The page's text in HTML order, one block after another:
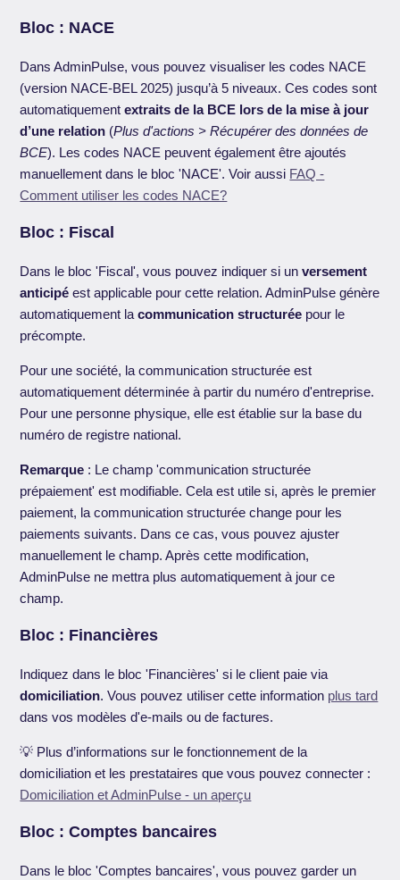
Bloc : NACE
Dans AdminPulse, vous pouvez visualiser les codes NACE
(version NACE-BEL 2025) jusqu’à 5 niveaux. Ces codes sont
automatiquementextraits de la BCE lors de la mise à jour
d’une relation (Plus d'actions > Récupérer des données de
BCE). Les codes NACE peuvent également être ajoutés
manuellement dans le bloc 'NACE'. Voir aussi FAQ -
Comment utiliser les codes NACE?
Bloc : Fiscal
Dans le bloc 'Fiscal', vous pouvez indiquer si unversement
anticipé est applicable pour cette relation. AdminPulse génère
automatiquement lacommunication structurée pour le
précompte.
Pour une société, la communication structurée est
automatiquement déterminée à partir du numéro d'entreprise.
Pour une personne physique, elle est établie sur la base du
numéro de registre national.
Remarque : Le champ 'communication structurée
prépaiement' est modifiable. Cela est utile si, après le premier
paiement, la communication structurée change pour les
paiements suivants. Dans ce cas, vous pouvez ajuster
manuellement le champ. Après cette modification,
AdminPulse ne mettra plus automatiquement à jour ce
champ.
Bloc : Financières
Indiquez dans le bloc 'Financières' si le client paie via
domiciliation. Vous pouvez utiliser cette information plus tard
dans vos modèles d'e-mails ou de factures.
💡 Plus d’informations sur le fonctionnement de la
domiciliation et les prestataires que vous pouvez connecter :
Domiciliation et AdminPulse - un aperçu
Bloc : Comptes bancaires
Dans le bloc 'Comptes bancaires', vous pouvez garder un